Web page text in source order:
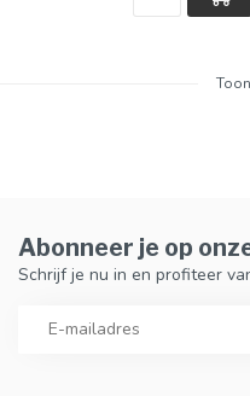
Toon
Abonneer je op
Schrijf je nu in en profiteer